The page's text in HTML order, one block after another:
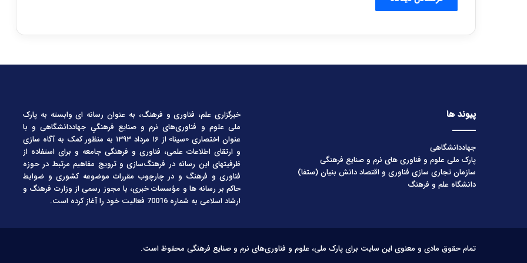
پیوند ها
جهاددانشگاهی
پارک ملی علوم و فناوری های نرم و صنایع فرهنگی
سازمان تجاری سازی فناوری و اقتصاد دانش بنیان (ستفا)
دانشگاه علم و فرهنگ
خبرگزاری علم، فناوری و فرهنگ، به عنوان رسانه ای وابسته به پارک
ملی علوم و فناوری‌های نرم و صنایع فرهنگیِ جهاددانشگاهی و با
عنوان اختصاری «سینا» از ۱۶ مرداد ۱۳۹۳ به منظور کمک به آگاه سازی
و ارتقای اطلاعات علمی، فناوری و فرهنگی جامعه و برای استفاده از
ظرفیتهای این رسانه در فرهنگ‌سازی و ترویج مفاهیم مرتبط در حوزه
فناوری و فرهنگ و در چارچوب مقررات موضوعه کشوری و ضوابط
حاکم بر رسانه ها و مؤسسات خبری، با مجوز رسمی از وزارت فرهنگ و
ارشاد اسلامی به شماره 70016 فعالیت خود را آغاز کرده است.
تمام حقوق مادی و معنوی این سایت برای پارک ملی، علوم و فناوری‌های نرم و صنایع فرهنگی محفوظ است.